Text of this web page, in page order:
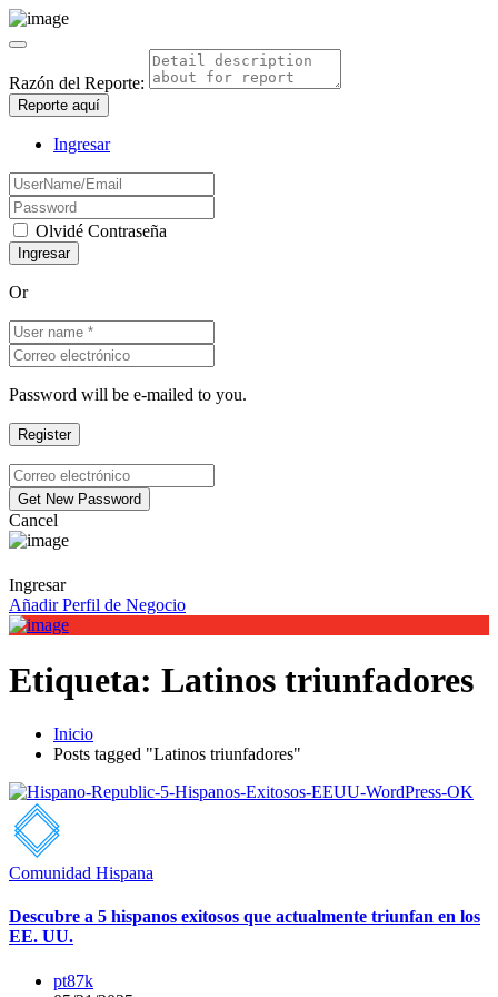
Razón del Reporte:
Reporte aquí
Ingresar
Olvidé Contraseña
Or
Password will be e-mailed to you.
Cancel
Ingresar
Añadir Perfil de Negocio
Etiqueta: Latinos triunfadores
Inicio
Posts tagged "Latinos triunfadores"
Comunidad Hispana
Descubre a 5 hispanos exitosos que actualmente triunfan en los
EE. UU.
pt87k